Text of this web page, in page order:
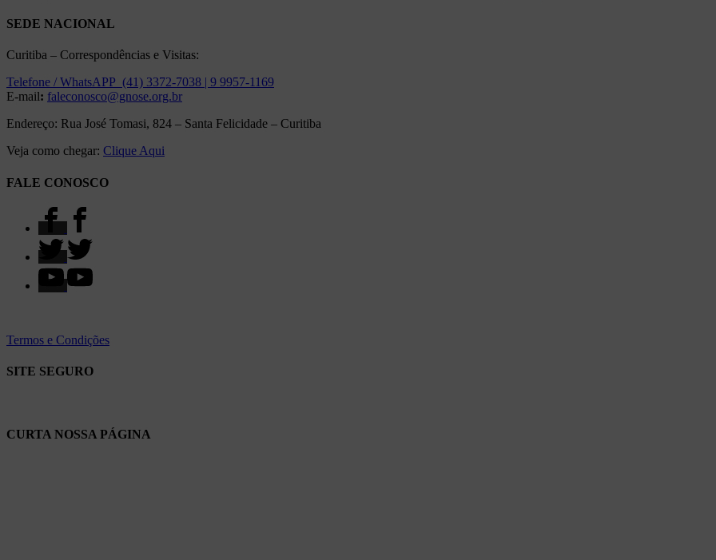
SEDE NACIONAL
Curitiba – Correspondências e Visitas:
Telefone / WhatsAPP (41) 3372-7038 | 9 9957-1169
E-mail: faleconosco@gnose.org.br
Endereço: Rua José Tomasi, 824 – Santa Felicidade – Curitiba
Veja como chegar: Clique Aqui
FALE CONOSCO
Termos e Condições
SITE SEGURO
CURTA NOSSA PÁGINA